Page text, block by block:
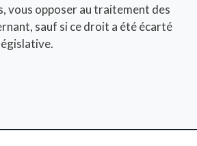
vous opposer au traitement des
sauf si ce droit a été écarté